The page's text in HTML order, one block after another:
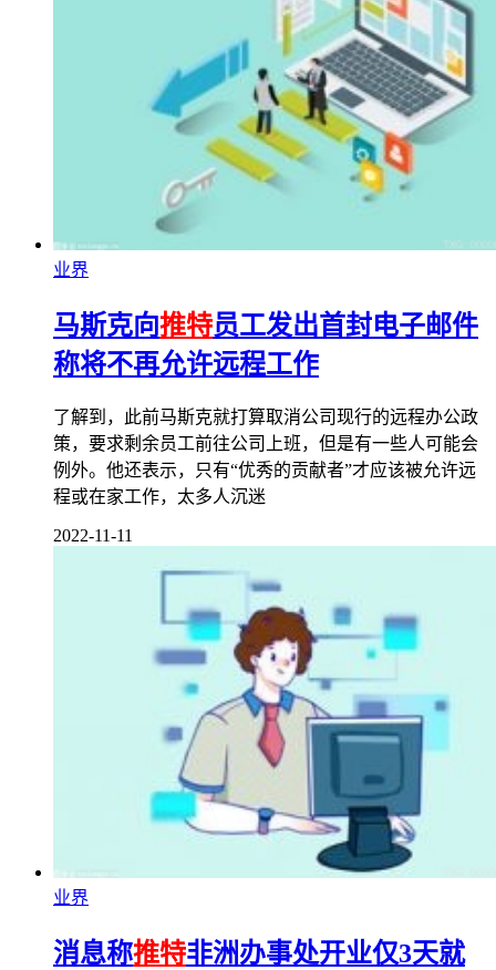
业界
马斯克向推特员工发出首封电子邮件
称将不再允许远程工作
了解到，此前马斯克就打算取消公司现行的远程办公政
策，要求剩余员工前往公司上班，但是有一些人可能会
例外。他还表示，只有“优秀的贡献者”才应该被允许远
程或在家工作，太多人沉迷
2022-11-11
业界
消息称推特非洲办事处开业仅3天就